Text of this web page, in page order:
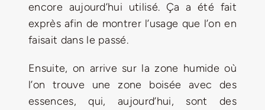
encore aujourd’hui utilisé. Ça a été fait
exprès afin de montrer l’usage que l’on en
faisait dans le passé.
Ensuite, on arrive sur la zone humide où
l’on trouve une zone boisée avec des
essences, qui, aujourd’hui, sont des